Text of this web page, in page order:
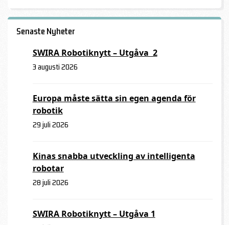
Senaste Nyheter
SWIRA Robotiknytt – Utgåva 2
3 augusti 2026
Europa måste sätta sin egen agenda för
robotik
29 juli 2026
Kinas snabba utveckling av intelligenta
robotar
28 juli 2026
SWIRA Robotiknytt – Utgåva 1